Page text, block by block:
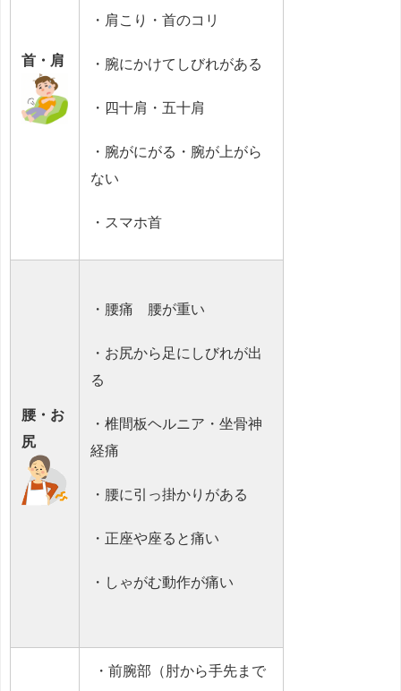
首・肩
・肩こり・首のコリ
・腕にかけてしびれがある
・四十肩・五十肩
・腕がにがる・腕が上がら
ない
・スマホ首
腰・お
尻
・腰痛 腰が重い
・お尻から足にしびれが出
る
・椎間板ヘルニア・坐骨神
経痛
・腰に引っ掛かりがある
・正座や座ると痛い
・しゃがむ動作が痛い
・前腕部（肘から手先まで